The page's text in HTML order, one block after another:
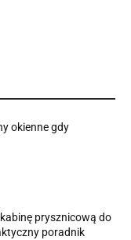
okienne gdy
prysznicową do
poradnik